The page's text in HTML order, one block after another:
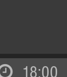
18:00